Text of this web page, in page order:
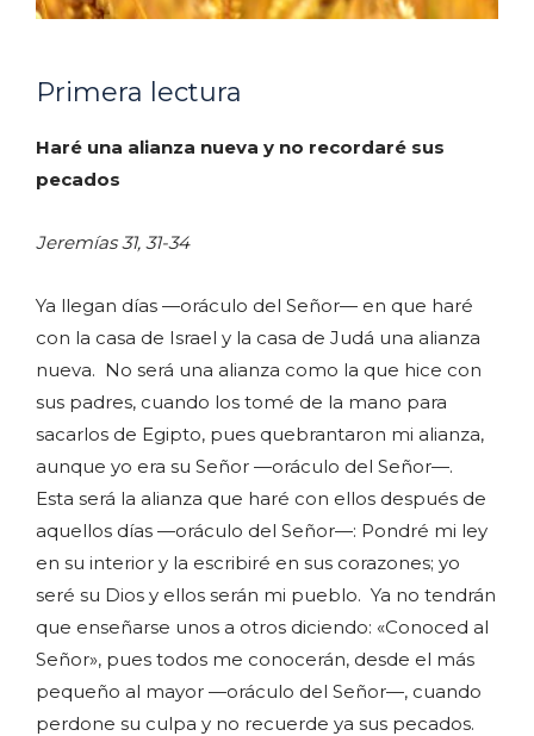
Primera lectura
Haré una alianza nueva y no recordaré sus
pecados
Jeremías 31, 31-34
Ya llegan días —oráculo del Señor— en que haré
con la casa de Israel y la casa de Judá una alianza
nueva. No será una alianza como la que hice con
sus padres, cuando los tomé de la mano para
sacarlos de Egipto, pues quebrantaron mi alianza,
aunque yo era su Señor —oráculo del Señor—.
Esta será la alianza que haré con ellos después de
aquellos días —oráculo del Señor—: Pondré mi ley
en su interior y la escribiré en sus corazones; yo
seré su Dios y ellos serán mi pueblo. Ya no tendrán
que enseñarse unos a otros diciendo: «Conoced al
Señor», pues todos me conocerán, desde el más
pequeño al mayor —oráculo del Señor—, cuando
perdone su culpa y no recuerde ya sus pecados.